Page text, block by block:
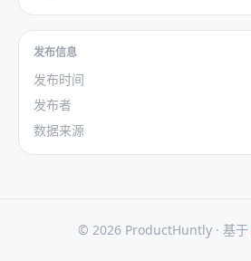
发布信息
发布时间
发布者
数据来源
© 2026 ProductHuntly · 基于